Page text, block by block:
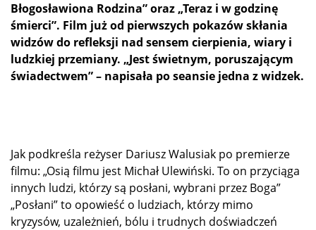
Błogosławiona Rodzina” oraz „Teraz i w godzinę
śmierci”. Film już od pierwszych pokazów skłania
widzów do refleksji nad sensem cierpienia, wiary i
ludzkiej przemiany. „Jest świetnym, poruszającym
świadectwem” – napisała po seansie jedna z widzek.
Jak podkreśla reżyser Dariusz Walusiak po premierze
filmu: „Osią filmu jest Michał Ulewiński. To on przyciąga
innych ludzi, którzy są posłani, wybrani przez Boga”
„Posłani” to opowieść o ludziach, którzy mimo
kryzysów, uzależnień, bólu i trudnych doświadczeń